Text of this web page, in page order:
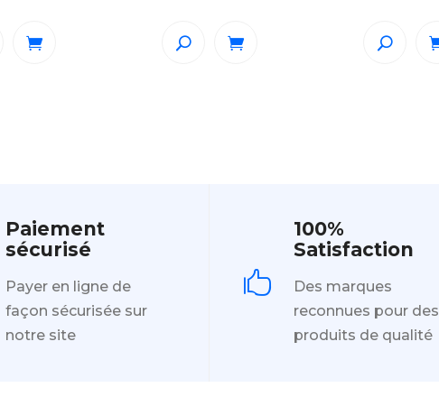
Paiement
sécurisé
Payer en ligne de
façon sécurisée sur
notre site

100%
Satisfaction
Des marques
reconnues pour des
produits de qualité